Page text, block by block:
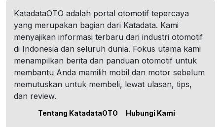
KatadataOTO adalah portal otomotif tepercaya
yang merupakan bagian dari Katadata. Kami
menyajikan informasi terbaru dari industri otomotif
di Indonesia dan seluruh dunia. Fokus utama kami
menampilkan berita dan panduan otomotif untuk
membantu Anda memilih mobil dan motor sebelum
memutuskan untuk membeli, lewat ulasan, tips,
dan review.
Tentang KatadataOTO Hubungi Kami